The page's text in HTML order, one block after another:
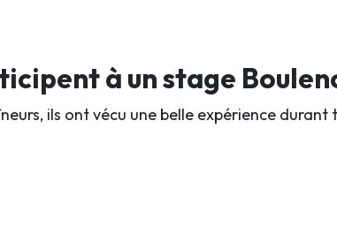
à un stage
ils ont vécu une belle expérience durant